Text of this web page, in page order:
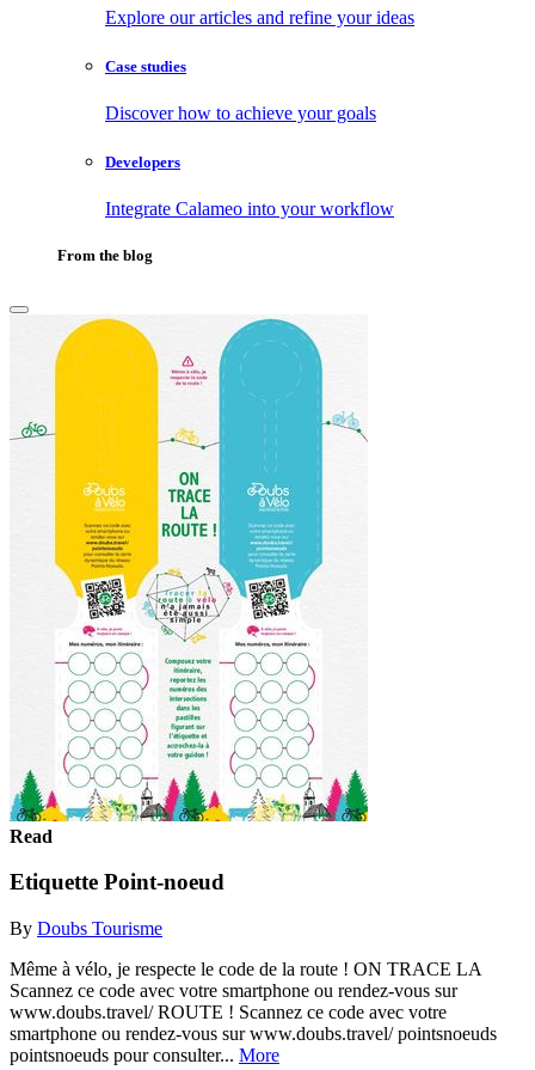
Explore our articles and refine your ideas
Case studies
Discover how to achieve your goals
Developers
Integrate Calameo into your workflow
From the blog
Read
Etiquette Point-noeud
By Doubs Tourisme
Même à vélo, je respecte le code de la route ! ON TRACE LA
Scannez ce code avec votre smartphone ou rendez-vous sur
www.doubs.travel/ ROUTE ! Scannez ce code avec votre
smartphone ou rendez-vous sur www.doubs.travel/ pointsnoeuds
pointsnoeuds pour consulter... More